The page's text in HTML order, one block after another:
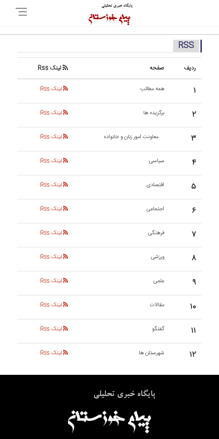
RSS
ردیف صفحه لینک Rss
۱ همه مطالب لینک Rss
۲ برگزیده ها لینک Rss
۳ معاونت امور زنان و خانواده لینک Rss
۴ سیاسی لینک Rss
۵ اقتصادی لینک Rss
۶ اجتماعی لینک Rss
۷ فرهنگی لینک Rss
۸ ورزشی لینک Rss
۹ علمی لینک Rss
۱۰ مقالات لینک Rss
۱۱ گفتگو لینک Rss
۱۲ شهرستان ها لینک Rss